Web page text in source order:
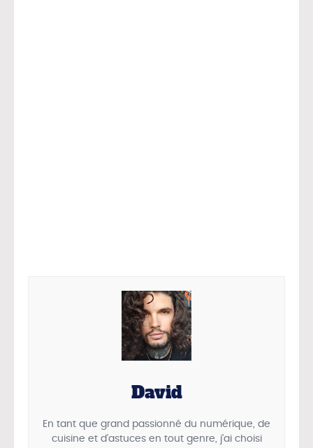
David
En tant que grand passionné du numérique, de
cuisine et d’astuces en tout genre, j’ai choisi